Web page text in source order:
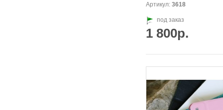
Артикул: 3618
под заказ
1 800р.